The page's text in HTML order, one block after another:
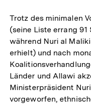
Trotz des minimalen
(seine Liste errang 91
während Nuri al
erhielt) und nach
Länder und Allawi
Ministerpräsident
vorgeworfen,